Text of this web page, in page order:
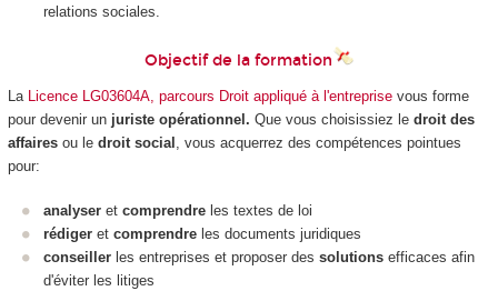
relations sociales.
Objectif de la formation
La Licence LG03604A, parcours Droit appliqué à l'entreprisevous forme
pour devenir un juriste opérationnel. Que vous choisissiez le droit des
affaires ou le droit social
, vous acquerrez des compétences pointues
pour:
analyser et comprendre les textes de loi
rédiger et comprendre les documents juridiques
conseiller les entreprises et proposer des solutions efficaces afin
d'éviter les litiges